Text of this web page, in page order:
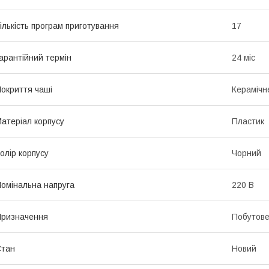
програм приготування 17
термін 24 міс
чаші
корпусу Пластик
корпусу Чорний
напруга 220 В
Побутове
Новий